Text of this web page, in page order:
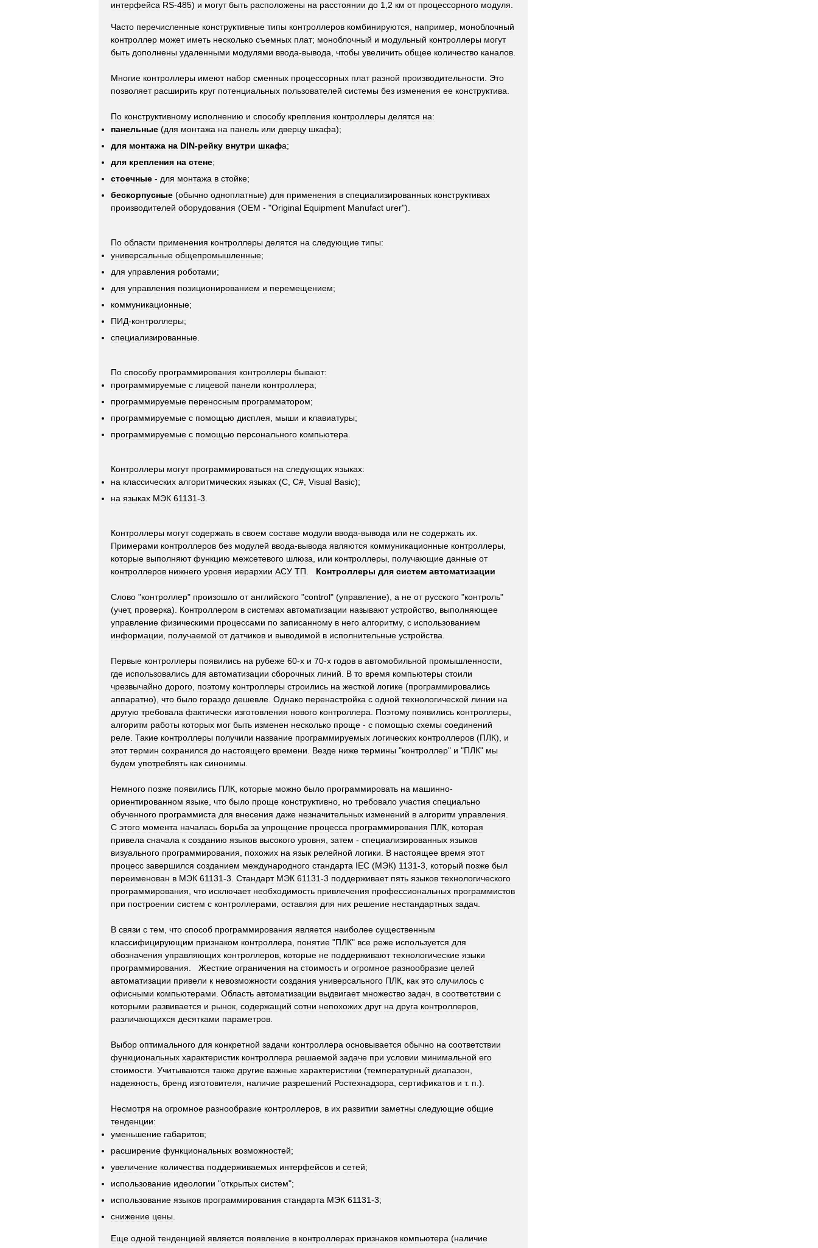
интерфейса RS-485) и могут быть расположены на расстоянии до 1 2 км от процессорного модуля
Часто перечисленные конструктивные типы контроллеров комбинируются например моноблочный
контроллер может иметь несколько съемных плат; моноблочный и модульный контроллеры могут
быть дополнены удаленными модулями ввода-вывода чтобы увеличить общее количество каналов
Многие контроллеры имеют набор сменных процессорных плат разной производительности
Это
позволяет расширить круг потенциальных пользователей системы без изменения ее конструктива
По конструктивному исполнению и способу крепления контроллеры делятся на:
панельные (для монтажа на панель или дверцу шкафа);
для монтажа на DIN-рейку внутри шкафа;
для крепления на стене;
стоечные - для монтажа в стойке;
бескорпусные (обычно одноплатные) для применения в специализированных конструктивах
производителей оборудования (OEM - "Original Equipment Manufact urer").
По области применения контроллеры делятся на следующие типы:
универсальные общепромышленные;
для управления роботами;
для управления позиционированием и перемещением;
коммуникационные;
ПИД-контроллеры;
специализированные
По способу программирования контроллеры бывают:
программируемые с лицевой панели контроллера;
программируемые переносным программатором;
программируемые с помощью дисплея мыши и клавиатуры;
программируемые с помощью персонального компьютера
Контроллеры могут программироваться на следующих языках:
на классических алгоритмических языках (C С#, Visual Basic);
на языках МЭК 61131-3
Контроллеры могут содержать в своем составе модули ввода-вывода или не содержать их
Примерами контроллеров без модулей ввода-вывода являются коммуникационные контроллеры
которые выполняют функцию межсетевого шлюза или контроллеры получающие данные от
контроллеров нижнего уровня иерархии АСУ ТП Контроллеры для систем автоматизации
Слово "контроллер" произошло от английского "control" (управление), а не от русского "контроль"
(учет, проверка). Контроллером в системах автоматизации называют устройство выполняющее
управление физическими процессами по записанному в него алгоритму, с использованием
информации
получаемой от датчиков и выводимой в исполнительные устройства
Первые контроллеры появились на рубеже 60-х и 70-х годов в автомобильной промышленности
где использовались для автоматизации сборочных линий В то время компьютеры стоили
чрезвычайно дорого поэтому контроллеры строились на жесткой логике (программировались
аппаратно), что было гораздо дешевле Однако перенастройка с одной технологической линии на
другую требовала фактически изготовления нового контроллера Поэтому появились контроллеры
алгоритм работы которых мог быть изменен несколько проще - с помощью схемы соединений
реле Такие контроллеры получили название программируемых логических контроллеров (ПЛК), и
этот термин сохранился до настоящего времени Везде ниже термины "контроллер" и "ПЛК" мы
будем употреблять как синонимы
Немного позже появились ПЛК которые можно было программировать на машинно-
ориентированном языке что было проще конструктивно но требовало участия специально
обученного программиста для внесения даже незначительных изменений в алгоритм управления
С этого момента началась борьба за упрощение процесса программирования ПЛК которая
привела сначала к созданию языков высокого уровня затем - специализированных языков
визуального программирования похожих на язык релейной логики В настоящее время этот
процесс завершился созданием международного стандарта IEC (МЭК) 1131-3 который позже был
переименован в МЭК 61131-3 Стандарт МЭК 61131-3 поддерживает пять языков технологического
программирования что исключает необходимость привлечения профессиональных программистов
при построении систем с контроллерами оставляя для них решение нестандартных задач
В связи с тем что способ программирования является наиболее существенным
классифицирующим признаком контроллера понятие "ПЛК" все реже используется для
обозначения управляющих контроллеров которые не поддерживают технологические языки
программирования
Жесткие ограничения на стоимость и огромное разнообразие целей
автоматизации привели к невозможности создания универсального ПЛК как это случилось с
офисными компьютерами Область автоматизации выдвигает множество задач в соответствии с
которыми развивается и рынок содержащий сотни непохожих друг на друга контроллеров
различающихся десятками параметров
Выбор оптимального для конкретной задачи контроллера основывается обычно на соответствии
функциональных характеристик контроллера решаемой задаче при условии минимальной его
стоимости Учитываются также другие важные характеристики (температурный диапазон
надежность бренд изготовителя наличие разрешений Ростехнадзора сертификатов и т. п .).
Несмотря на огромное разнообразие контроллеров в их развитии заметны следующие общие
тенденции:
уменьшение габаритов;
расширение функциональных возможностей;
увеличение количества поддерживаемых интерфейсов и сетей;
использование идеологии "открытых систем";
использование языков программирования стандарта МЭК 61131-3;
снижение цены
Еще одной тенденцией является появление в контроллерах признаков компьютера (наличие